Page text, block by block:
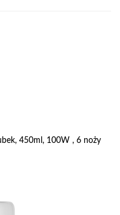
450ml, 100W , 6 noży